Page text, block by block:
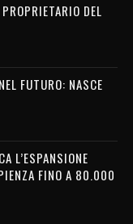
DEL
FUTURO: NASCE
L’ESPANSIONE
FINO A 80.000